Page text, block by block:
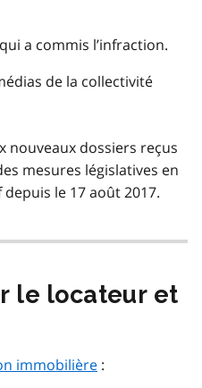
a commis l’infraction.
de la collectivité
nouveaux dossiers reçus
mesures législatives en
le 17 août 2017.
le locateur et
immobilière :